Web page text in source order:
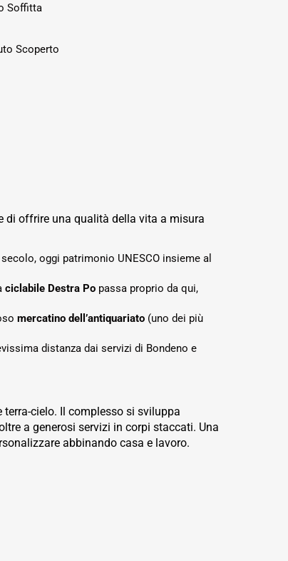
Soffitta
Scoperto
di offrire una qualità della vita a misura
oggi patrimonio UNESCO insieme al
ciclabile Destra Po passa proprio da qui,
mercatino dell’antiquariato (uno dei più
distanza dai servizi di Bondeno e
cielo. Il complesso si sviluppa
a generosi servizi in corpi staccati. Una
abbinando casa e lavoro.